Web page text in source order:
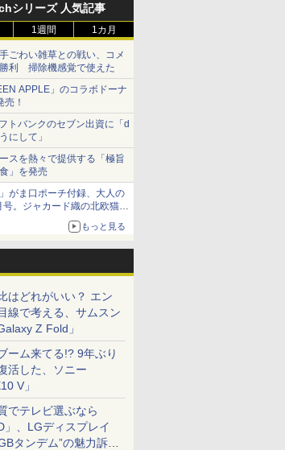
シリーズ 人気記事
1週間 1カ月
ごわい雑草との戦い、コメ
利 掃除機感覚で使えた
APPLE」のコラボドーナ
！
トバンクのセブン出資に「d
にして」
スを熱々で提供する「極旨
」を発売
がま口ポーチ付録、大人の
。ジャカード織の北欧猫デ
もっと見る
はどれがいい？ エン
線で考える、サムスン
Z Fold」
ーム来てる!? 9年ぶり
活した、ソニー
V」
でテレビ選ぶなら
」、LGディスプレイ
タンデム”の魅力訴